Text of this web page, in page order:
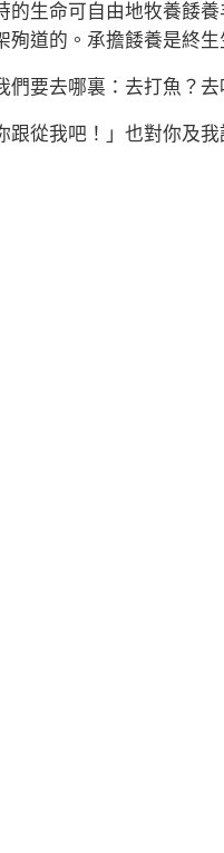
的生命可自由地牧養餧
殉道的。承擔餧養是終生
要去哪裏：去打魚？去
從我吧！」也對你及我